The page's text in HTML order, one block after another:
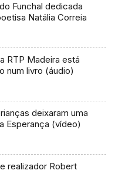
Funchal dedicada
Natália Correia
RTP Madeira está
num livro (áudio)
deixaram uma
Esperança (vídeo)
realizador Robert